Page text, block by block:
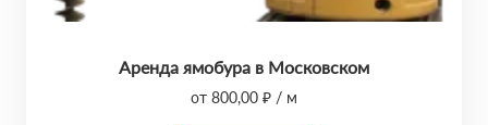
Аренда ямобура в Московском
от 800,00 ₽ / м